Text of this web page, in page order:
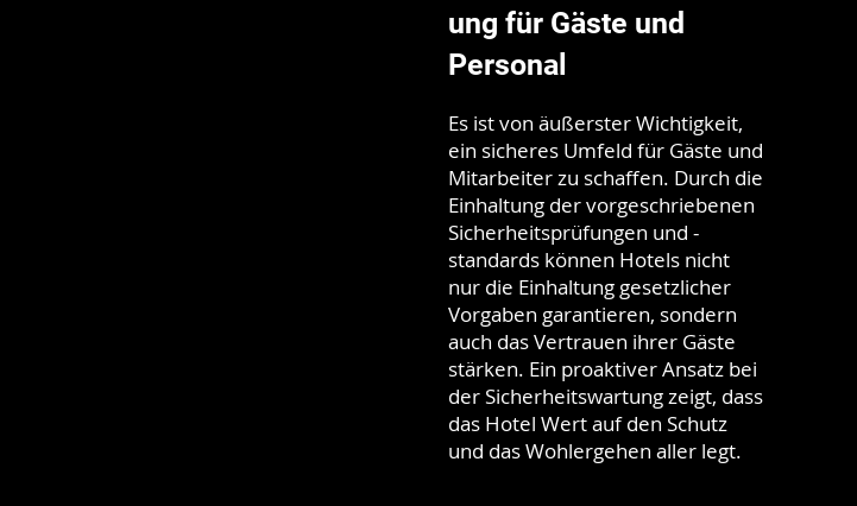
Es ist von äußerster Wichtigkeit,
ein sicheres Umfeld für Gäste und
Mitarbeiter zu schaffen. Durch die
Einhaltung der vorgeschriebenen
Sicherheitsprüfungen und -
standards können Hotels nicht
nur die Einhaltung gesetzlicher
Vorgaben garantieren, sondern
auch das Vertrauen ihrer Gäste
stärken. Ein proaktiver Ansatz bei
der Sicherheitswartung zeigt, dass
das Hotel Wert auf den Schutz
und das Wohlergehen aller legt.
ung für Gäste und
Personal